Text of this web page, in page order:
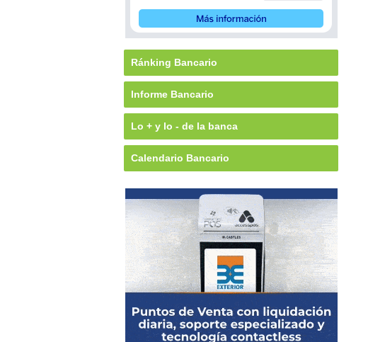
Ránking Bancario
Informe Bancario
Lo + y lo - de la banca
Calendario Bancario